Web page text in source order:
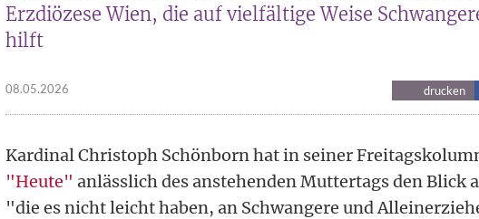
Erzdiözese Wien, die auf vielfältige Weise
hilft
08.05.2026 drucken
Kardinal Christoph Schönborn hat in seiner
"Heute" anlässlich des anstehenden Muttertags den Blick
"die es nicht leicht haben, an Schwangere und